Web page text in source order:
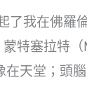
了我在佛羅
蒙特塞拉特
天堂；頭